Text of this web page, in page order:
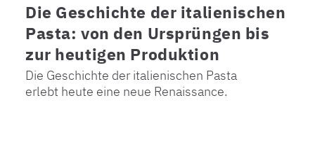
Die Geschichte der italienischen
Pasta: von den Ursprüngen bis
zur heutigen Produktion
Die Geschichte der italienischen Pasta
erlebt heute eine neue Renaissance.